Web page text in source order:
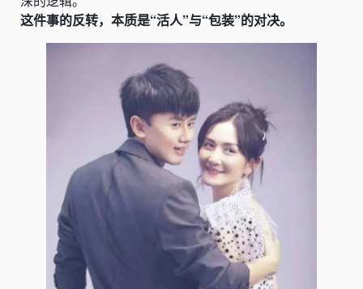
这件事的反转，本质是“活人”与“包装”的对决。